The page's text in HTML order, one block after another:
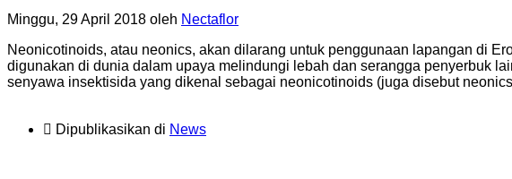
Minggu, 29 April 2018 oleh Nectaflor
Neonicotinoids, atau neonics, akan dilarang untuk penggunaan lapangan di
digunakan di dunia dalam upaya melindungi lebah dan serangga penyerbuk
senyawa insektisida yang dikenal sebagai neonicotinoids (juga disebut
Dipublikasikan di News